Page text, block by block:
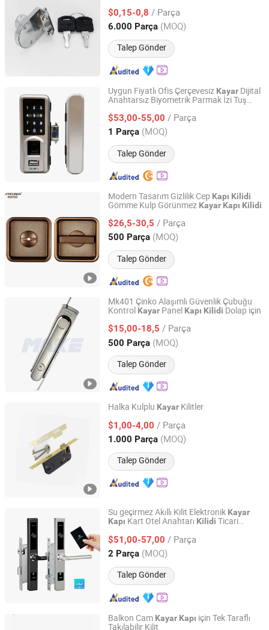
$0,15-0,8 / Parça
6.000 Parça (MOQ)
Talep Gönder
Zhejiang, China Fiyat 2009
Uygun Fiyatlı Ofis Çerçevesiz Kayar Dijital
Anahtarsız Biyometrik Parmak İzi Tuş
$53,00-55,00 / Parça
1 Parça (MOQ)
Talep Gönder
Douwin Int'l Industry Limited
Guangdong, China Fiyat 2013
Modern Tasarım Gizlilik Cep Kapı Kilidi
Gömme Kulp Görünmez Kayar Kapı Kilidi
$26,5-30,5 / Parça
500 Parça (MOQ)
Talep Gönder
Wenzhou Liwang Hardware Technology Co., Ltd.
Zhejiang, China Fiyat 2023
Mk401 Çinko Alaşımlı Güvenlik Çubuğu
Kontrol Kayar Panel Kapı Kilidi Dolap için
$15,00-18,5 / Parça
500 Parça (MOQ)
Talep Gönder
Xiamen Make Security Technology Co., Ltd.
Fujian, China Fiyat 2026
Halka Kulplu Kayar Kilitler
$1,00-4,00 / Parça
1.000 Parça (MOQ)
Talep Gönder
Nanjing Toutru Trading Co., Ltd.
Jiangsu, China Fiyat 2022
Su geçirmez Akıllı Kilit Elektronik Kayar
Kapı Kart Otel Anahtarı Kilidi Ticari
$51,00-57,00 / Parça
2 Parça (MOQ)
Talep Gönder
Dongguan Cardoria Technology Co., Ltd.
Guangdong, China Fiyat 2026
Balkon Cam Kayar Kapı için Tek Taraflı
Takılabilir Kilit